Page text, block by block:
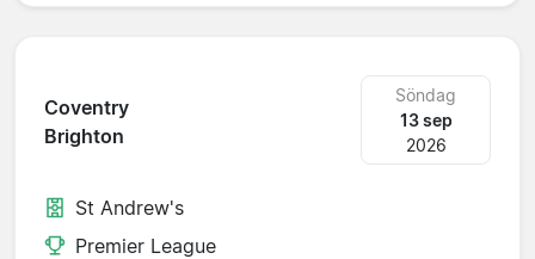
Coventry
Brighton
Söndag
13 sep
2026
St Andrew's
Premier League